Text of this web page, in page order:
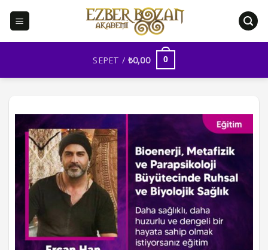
SEPET / ₺0,00 0